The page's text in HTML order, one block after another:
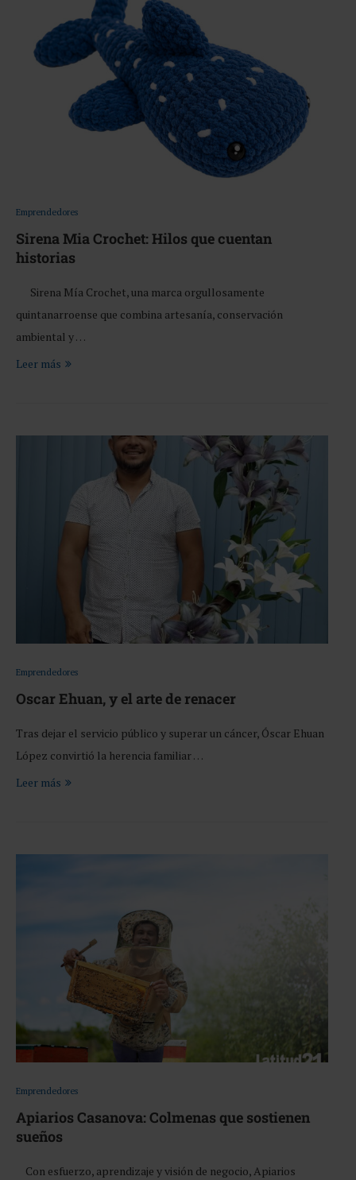
Emprendedores
Sirena Mia Crochet: Hilos que cuentan
historias
Sirena Mía Crochet, una marca orgullosamente
quintanarroense que combina artesanía, conservación
ambiental y …
Leer más
Emprendedores
Oscar Ehuan, y el arte de renacer
Tras dejar el servicio público y superar un cáncer, Óscar Ehuan
López convirtió la herencia familiar …
Leer más
Emprendedores
Apiarios Casanova: Colmenas que sostienen
sueños
Con esfuerzo, aprendizaje y visión de negocio, Apiarios